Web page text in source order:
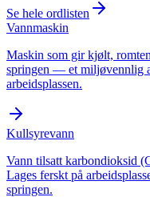
Se hele ordlisten
Vannmaskin
Maskin som gir kjølt,
springen — et miljøvennlig
arbeidsplassen.
Kullsyrevann
Vann tilsatt karbondioksid
Lages ferskt på
springen.